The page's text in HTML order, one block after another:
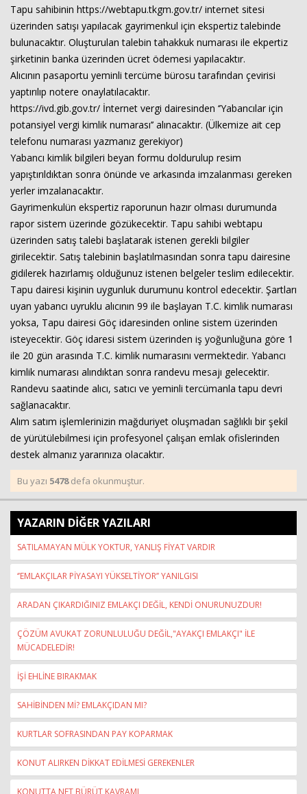
Tapu sahibinin https://webtapu.tkgm.gov.tr/ internet sitesi
üzerinden satışı yapılacak gayrimenkul için ekspertiz talebinde
bulunacaktır. Oluşturulan talebin tahakkuk numarası ile ekpertiz
şirketinin banka üzerinden ücret ödemesi yapılacaktır.
Alıcının pasaportu yeminli tercüme bürosu tarafından çevirisi
yaptırılıp notere onaylatılacaktır.
https://ivd.gib.gov.tr/ İnternet vergi dairesinden ‘’Yabancılar için
potansiyel vergi kimlik numarası’’ alınacaktır. (Ülkemize ait cep
telefonu numarası yazmanız gerekiyor)
Yabancı kimlik bilgileri beyan formu doldurulup resim
yapıştırıldıktan sonra önünde ve arkasında imzalanması gereken
yerler imzalanacaktır.
Gayrimenkulün ekspertiz raporunun hazır olması durumunda
rapor sistem üzerinde gözükecektir. Tapu sahibi webtapu
üzerinden satış talebi başlatarak istenen gerekli bilgiler
girilecektir. Satış talebinin başlatılmasından sonra tapu dairesine
gidilerek hazırlamış olduğunuz istenen belgeler teslim edilecektir.
Tapu dairesi kişinin uygunluk durumunu kontrol edecektir. Şartları
uyan yabancı uyruklu alıcının 99 ile başlayan T.C. kimlik numarası
yoksa, Tapu dairesi Göç idaresinden online sistem üzerinden
isteyecektir. Göç idaresi sistem üzerinden iş yoğunluğuna göre 1
ile 20 gün arasında T.C. kimlik numarasını vermektedir. Yabancı
kimlik numarası alındıktan sonra randevu mesajı gelecektir.
Randevu saatinde alıcı, satıcı ve yeminli tercümanla tapu devri
sağlanacaktır.
Alım satım işlemlerinizin mağduriyet oluşmadan sağlıklı bir şekil
de yürütülebilmesi için profesyonel çalışan emlak ofislerinden
destek almanız yararınıza olacaktır.
Bu yazı 5478defa okunmuştur.
YAZARIN DİĞER YAZILARI
SATILAMAYAN MÜLK YOKTUR, YANLIŞ FİYAT VARDIR
‘’EMLAKÇILAR PİYASAYI YÜKSELTİYOR’’ YANILGISI
ARADAN ÇIKARDIĞINIZ EMLAKÇI DEĞİL, KENDİ ONURUNUZDUR!
ÇÖZÜM AVUKAT ZORUNLULUĞU DEĞİL,"AYAKÇI EMLAKÇI" İLE
MÜCADELEDİR!
İŞİ EHLİNE BIRAKMAK
SAHİBİNDEN Mİ? EMLAKÇIDAN MI?
KURTLAR SOFRASINDAN PAY KOPARMAK
KONUT ALIRKEN DİKKAT EDİLMESİ GEREKENLER
KONUTTA NET BÜRÜT KAVRAMI